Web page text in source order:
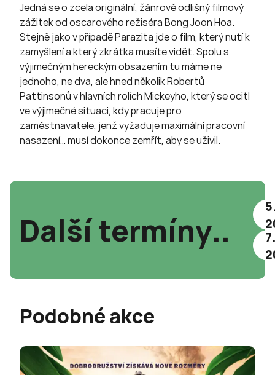
Jedná se o zcela originální, žánrově odlišný filmový
zážitek od oscarového režiséra Bong Joon Hoa.
Stejně jako v případě Parazita jde o film, který nutí k
zamyšlení a který zkrátka musíte vidět. Spolu s
výjimečným hereckým obsazením tu máme ne
jednoho, ne dva, ale hned několik Robertů
Pattinsonů v hlavních rolích Mickeyho, který se ocitl
ve výjimečné situaci, kdy pracuje pro
zaměstnavatele, jenž vyžaduje maximální pracovní
nasazení… musí dokonce zemřít, aby se uživil.
Další termíny..
Podobné akce